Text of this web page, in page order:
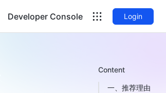
Developer Console Login
Content
一、推荐理由